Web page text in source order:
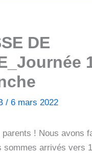
DE
/ 6 mars 2022
parents ! Nous avons
sommes arrivés vers